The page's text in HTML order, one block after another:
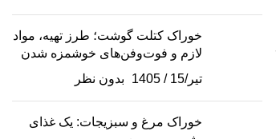
خوراک کتلت گوشت؛ طرز تهیه، مواد
لازم و فوت‌وفن‌های خوشمزه شدن
تیر/15 / 1405
بدون نظر
خوراک مرغ و سبزیجات: یک غذای